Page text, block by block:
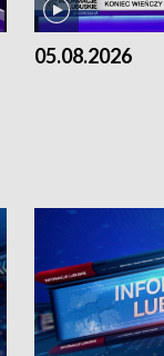
05.08.2026